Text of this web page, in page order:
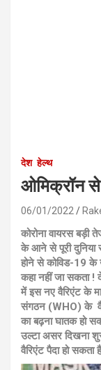
देश हेल्थ
ओमिक्रॉन से
06/01/2022
कोरोना वायरस बड़ी
के आने से पूरी दुनिया
होने से कोविड-19 के
कहा नहीं जा सकता !
में इस नए वैरिएंट के
संगठन (WHO) के
का बढ़ना घातक हो
उल्टा असर दिखना
वैरिएंट पैदा हो सकता है